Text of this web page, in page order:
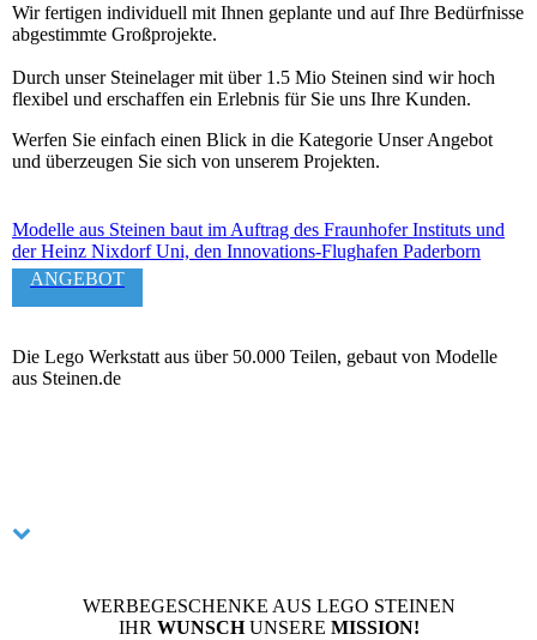
Wir fertigen individuell mit Ihnen geplante und auf Ihre Bedürfnisse
abgestimmte Großprojekte.
Durch unser Steinelager mit über 1.5 Mio Steinen sind wir hoch
flexibel und erschaffen ein Erlebnis für Sie uns Ihre Kunden.
Werfen Sie einfach einen Blick in die Kategorie Unser Angebot
und überzeugen Sie sich von unserem Projekten.
Modelle aus Steinen baut im Auftrag des Fraunhofer Instituts und
der Heinz Nixdorf Uni, den Innovations-Flughafen Paderborn
ANGEBOT
Die Lego Werkstatt aus über 50.000 Teilen, gebaut von Modelle
aus Steinen.de
WERBEGESCHENKE AUS LEGO STEINEN
IHR WUNSCHUNSERE MISSION!